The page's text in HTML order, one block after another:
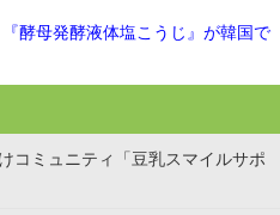
酵母発酵液体塩こうじ』が韓国で
コミュニティ「豆乳スマイルサポ